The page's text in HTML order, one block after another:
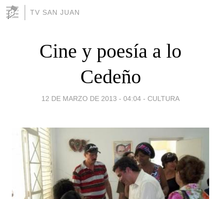
TV SAN JUAN
Cine y poesía a lo
Cedeño
12 DE MARZO DE 2013 - 04:04 - CULTURA